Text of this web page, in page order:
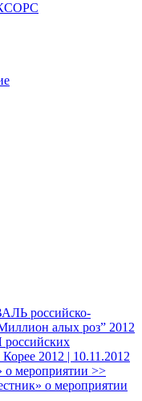
российско-
алых роз” 2012
2012 | 10.11.2012
мероприятии >>
о мероприятии